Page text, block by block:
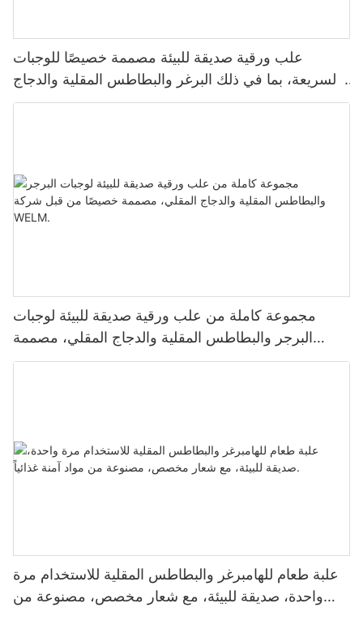
علب ورقية صديقة للبيئة مصممة خصيصًا للوجبات
السريعة، بما في ذلك البرغر والبطاطس المقلية والدجاج
المقلي
مجموعة كاملة من علب ورقية صديقة للبيئة لوجبات
البرجر والبطاطس المقلية والدجاج المقلي، مصممة
خصيصًا من قبل شركة WELM.
علبة طعام للهامبرغر والبطاطس المقلية للاستخدام مرة
واحدة، صديقة للبيئة، مع شعار مخصص، مصنوعة من